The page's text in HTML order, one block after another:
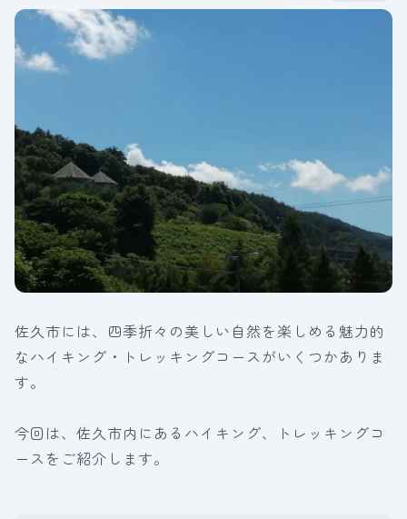
佐久市には、四季折々の美しい自然を楽しめる魅力的
なハイキング・トレッキングコースがいくつかありま
す。
今回は、佐久市内にあるハイキング、トレッキングコ
ースをご紹介します。